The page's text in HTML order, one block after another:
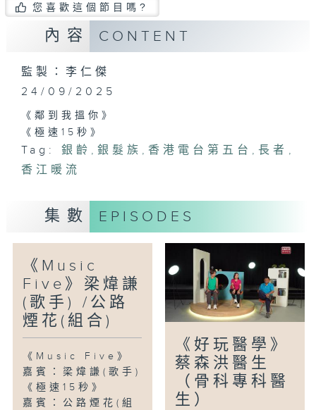
您喜歡這個節目嗎?
內容 CONTENT
監製：李仁傑
24/09/2025
《鄰到我搵你》
《極速15秒》
Tag: 銀齡 , 銀髮族 , 香港電台第五台 ,長者 ,
香江暖流
集數 EPISODES
《Music
Five》梁煒謙
(歌手) /公路
煙花(組合)
《Music Five》
嘉賓：梁煒謙(歌手)
《極速15秒》
嘉賓：公路煙花(組
《好玩醫學》
蔡森洪醫生
（骨科專科醫
生）